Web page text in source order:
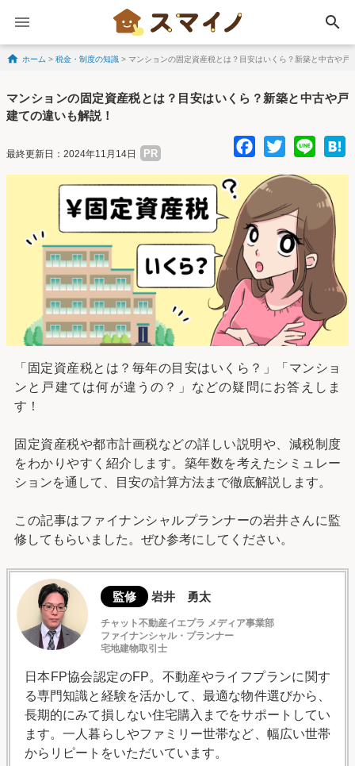
search
Skip to content
ホーム > 税金・制度の知識 > マンションの固定資産税とは？目安はいくら？新築と中古や戸
マンションの固定資産税とは？目安はいくら？新築と中古や戸
建ての違いも解説！
最終更新日：2024年11月14日 PR
「固定資産税とは？毎年の目安はいくら？」「マンショ
ンと戸建ては何が違うの？」などの疑問にお答えしま
す！
固定資産税や都市計画税などの詳しい説明や、減税制度
をわかりやすく紹介します。築年数を考えたシミュレー
ションを通して、目安の計算方法まで徹底解説します。
この記事はファイナンシャルプランナーの岩井さんに監
修してもらいました。ぜひ参考にしてください。
監修 岩井 勇太
チャット不動産イエプラ メディア事業部
ファイナンシャル・プランナー
宅地建物取引士
日本FP協会認定のFP。不動産やライフプランに関す
る専門知識と経験を活かして、最適な物件選びから、
長期的にみて損しない住宅購入までをサポートしてい
ます。一人暮らしやファミリー世帯など、幅広い世帯
からリピートをいただいています。